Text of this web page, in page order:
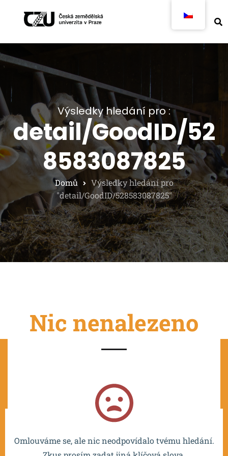
Výsledky hledání pro :
detail/GoodID/52
8583087825
Domů
Výsledky hledání pro
"detail/GoodID/528583087825"
Nic nenalezeno
Omlouváme se, ale nic neodpovídalo tvému hledání.